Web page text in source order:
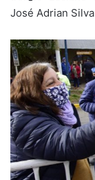
José Adrian